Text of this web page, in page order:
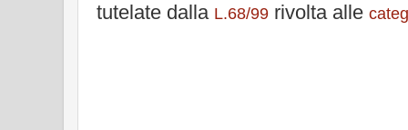
tutelate dalla L.68/99 rivolta alle